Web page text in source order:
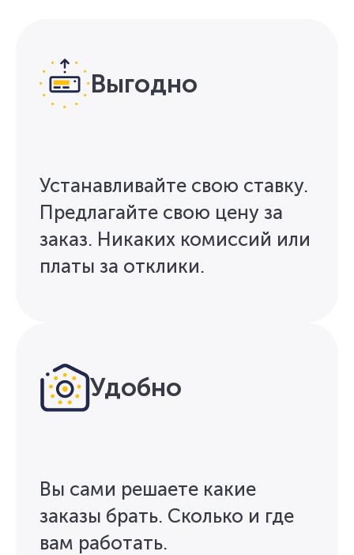
Выгодно
Устанавливайте свою ставку.
Предлагайте свою цену за
заказ. Никаких комиссий или
платы за отклики.
Удобно
Вы сами решаете какие
заказы брать. Сколько и где
вам работать.